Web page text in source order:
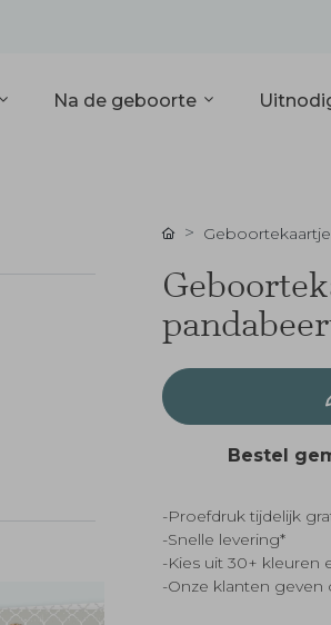
Na de geboorte
Bestel
-Proefdruk tijdelijk
-Snelle levering*
-Kies uit 30+ kleuren
-Onze klanten geven